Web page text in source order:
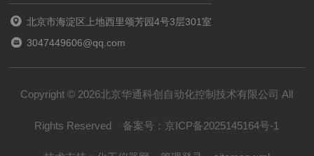
北京市海淀区上地西里颂芳园4号3层301室
3047449606@qq.com
Copyright © 2026北京华通科创自动化控制技术有限公司 All
Rights Reserved 备案号： 京ICP备2025145164号-1